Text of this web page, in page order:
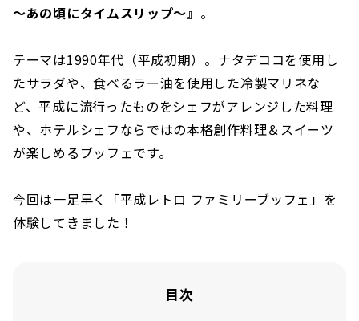
～あの頃にタイムスリップ～』 。
テーマは1990年代（平成初期）。ナタデココを使用し
たサラダや、食べるラー油を使用した冷製マリネな
ど、平成に流行ったものをシェフがアレンジした料理
や、ホテルシェフならではの本格創作料理＆スイーツ
が楽しめるブッフェです。
今回は一足早く​​「平成レトロ ファミリーブッフェ」を
体験してきました！
目次